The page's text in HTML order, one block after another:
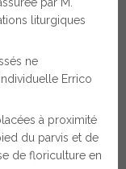
liturgiques
ne
Errico
à proximité
du parvis et de
de floriculture en